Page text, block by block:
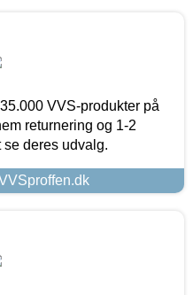
VVS-produkter på
returnering og 1-2
deres udvalg.